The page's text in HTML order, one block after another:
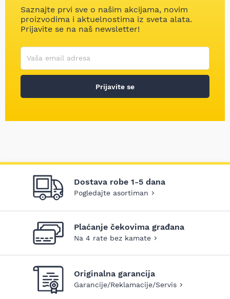
Saznajte prvi sve o našim akcijama, novim
proizvodima i aktuelnostima iz sveta alata.
Prijavite se na naš newsletter!
Korisničko ime
Vaša email adresa
Prijavite se
Dostava robe 1-5 dana
Pogledajte asortiman
Plaćanje čekovima građana
Na 4 rate bez kamate
Originalna garancija
Garancije/Reklamacije/Servis